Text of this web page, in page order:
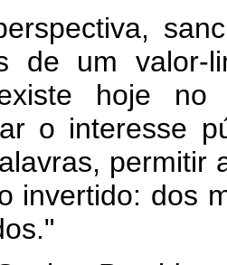
de um valor-
hoje no
o interesse
permitir
invertido: dos